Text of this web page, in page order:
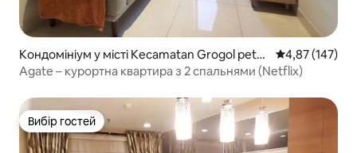
Кондомініум у місті Kecamatan Grogol peta
mburan
Середня
4,87 (147)
Agate – курортна квартира з 2 спальнями (Netflix)
Вибір гостей
Вибір гостей